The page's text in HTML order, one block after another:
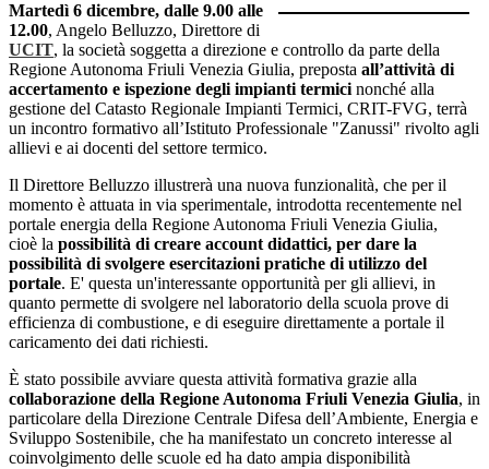
Martedì 6 dicembre, dalle 9.00 alle
12.00, Angelo Belluzzo, Direttore di
UCIT, la società soggetta a direzione e controllo da parte della
Regione Autonoma Friuli Venezia Giulia, preposta all’attività di
accertamento e ispezione degli impianti termici nonché alla
gestione del Catasto Regionale Impianti Termici, CRIT-FVG, terrà
un incontro formativo all’Istituto Professionale "Zanussi" rivolto agli
allievi e ai docenti del settore termico.
Il Direttore Belluzzo illustrerà una nuova funzionalità, che per il
momento è attuata in via sperimentale, introdotta recentemente nel
portale energia della Regione Autonoma Friuli Venezia Giulia,
cioè la possibilità di creare account didattici, per dare la
possibilità di svolgere esercitazioni pratiche di utilizzo del
portale. E' questa un'interessante opportunità per gli allievi, in
quanto permette di svolgere nel laboratorio della scuola prove di
efficienza di combustione, e di eseguire direttamente a portale il
caricamento dei dati richiesti.
È stato possibile avviare questa attività formativa grazie alla
collaborazione della Regione Autonoma Friuli Venezia Giulia, in
particolare della Direzione Centrale Difesa dell’Ambiente, Energia e
Sviluppo Sostenibile, che ha manifestato un concreto interesse al
coinvolgimento delle scuole ed ha dato ampia disponibilità